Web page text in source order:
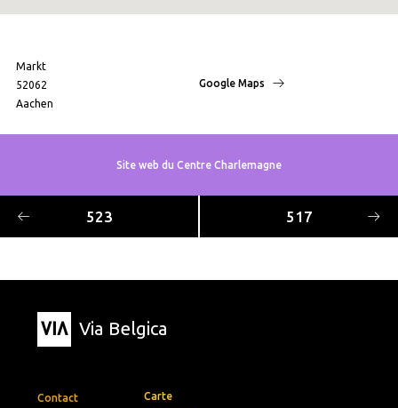
Markt
52062
Aachen
Google Maps
Site web du Centre Charlemagne
523 517
Via Belgica
Contact
Carte